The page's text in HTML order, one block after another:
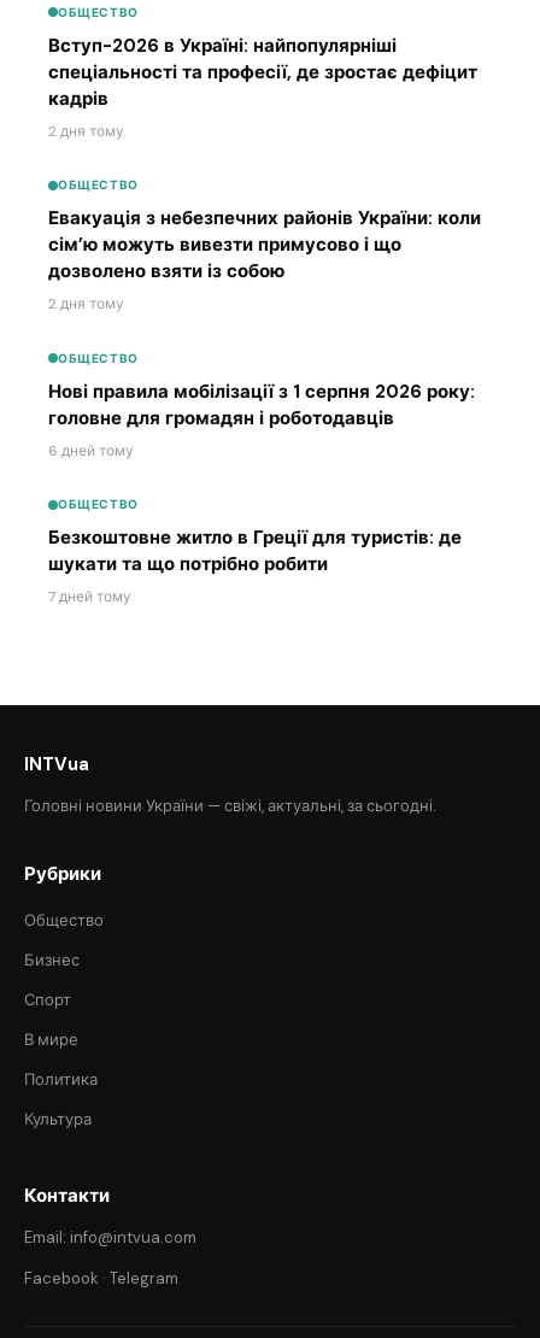
ОБЩЕСТВО
Вступ-2026 в Україні: найпопулярніші
спеціальності та професії, де зростає дефіцит
кадрів
2 дня тому
ОБЩЕСТВО
Евакуація з небезпечних районів України: коли
сім’ю можуть вивезти примусово і що
дозволено взяти із собою
2 дня тому
ОБЩЕСТВО
Нові правила мобілізації з 1 серпня 2026 року:
головне для громадян і роботодавців
6 дней тому
ОБЩЕСТВО
Безкоштовне житло в Греції для туристів: де
шукати та що потрібно робити
7 дней тому
INTVua
Головні новини України — свіжі, актуальні, за сьогодні.
Рубрики
Общество
Бизнес
Спорт
В мире
Политика
Культура
Контакти
Email: info@intvua.com
Facebook · Telegram